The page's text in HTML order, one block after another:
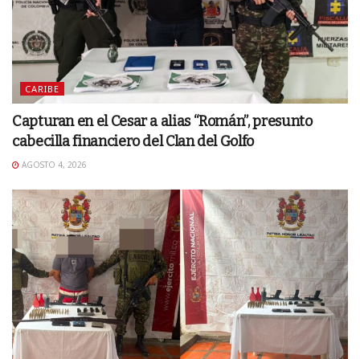
CARIBE
Capturan en el Cesar a alias “Román”, presunto
cabecilla financiero del Clan del Golfo
AGOSTO 4, 2026